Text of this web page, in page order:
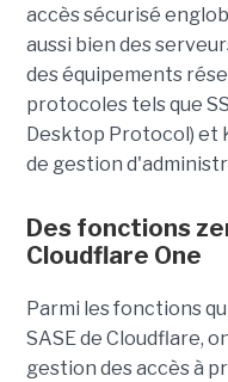
accès sécurisé
aussi bien des
des équipements
protocoles tels que
Desktop Protocol) et
de gestion
Des fonctions
Cloudflare One
Parmi les fonctions
SASE de Cloudflare,
gestion des accès à